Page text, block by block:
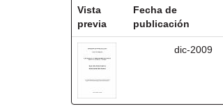
Vista
previa
Fecha de
publicación
dic-2009